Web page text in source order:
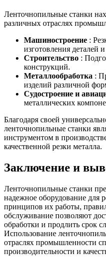
Ленточнопильные станки
различных отраслях
Машиностроение :
изготовления деталей
Строительство :
конструкций.
Металлообработка :
изделий различной
Судостроение и
металлических
Благодаря своей
ленточнопильные станки
инструментом в
качественной резки металла.
Заключение и
Ленточнопильные станки
надежное оборудование для
принципов их работы,
обслуживание позволяют
обработки и продлить срок
Использование
отраслях промышленности
производительности и